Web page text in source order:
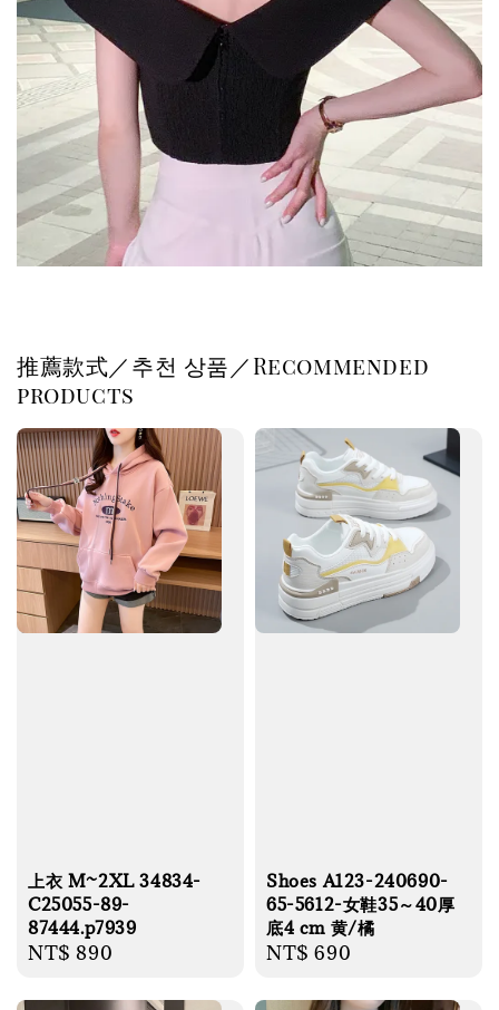
推薦款式／추천 상품／Recommended
products
上衣 M~2XL 34834-
C25055-89-
87444.p7939
Regular
NT$ 890
Shoes A123-240690-
65-5612-女鞋35～40厚
底4 cm 黄/橘
Regular
NT$ 690